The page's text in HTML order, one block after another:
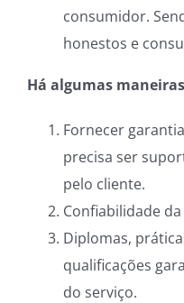
consumidor.
honestos e
Há algumas
Fornecer
precisa ser
pelo cliente.
Confiabilidade
Diplomas,
qualificações
do serviço.